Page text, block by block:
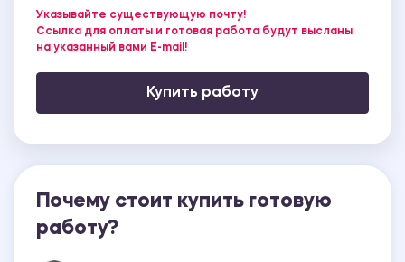
Указывайте существующую почту!
Ссылка для оплаты и готовая работа будут высланы
на указанный вами E-mail!
Купить работу
Почему стоит купить готовую
работу?